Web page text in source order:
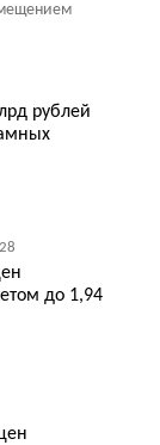
рублей
28
до 1,94